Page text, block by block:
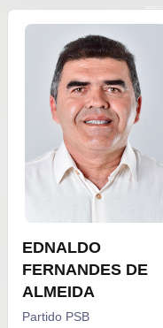
EDNALDO
FERNANDES DE
ALMEIDA
Partido PSB